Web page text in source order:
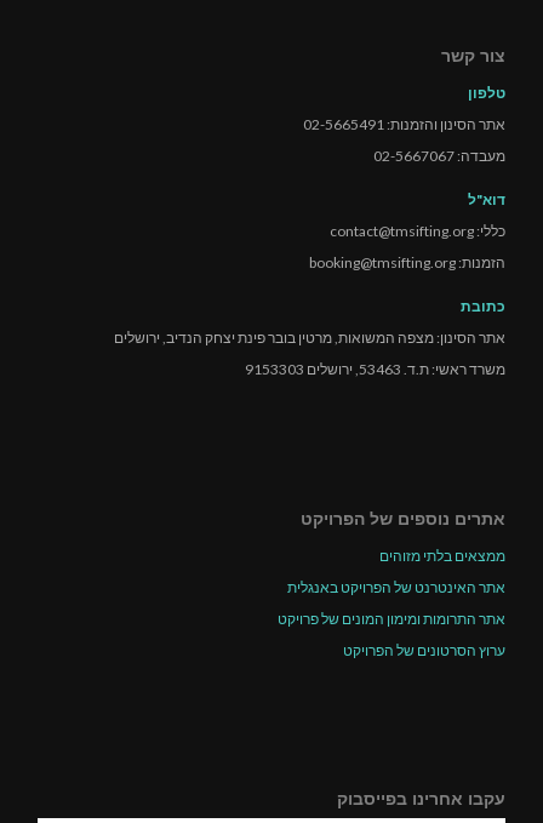
צור קשר
טלפון
אתר הסינון והזמנות: 02-5665491
מעבדה: 02-5667067
דוא"ל
כללי: contact@tmsifting.org
הזמנות: booking@tmsifting.org
כתובת
אתר הסינון: מצפה המשואות, מרטין בובר פינת יצחק הנדיב, ירושלים
משרד ראשי: ת.ד. 53463, ירושלים 9153303
אתרים נוספים של הפרויקט
ממצאים בלתי מזוהים
אתר האינטרנט של הפרויקט באנגלית
אתר התרומות ומימון המונים של פרויקט
ערוץ הסרטונים של הפרויקט
עקבו אחרינו בפייסבוק